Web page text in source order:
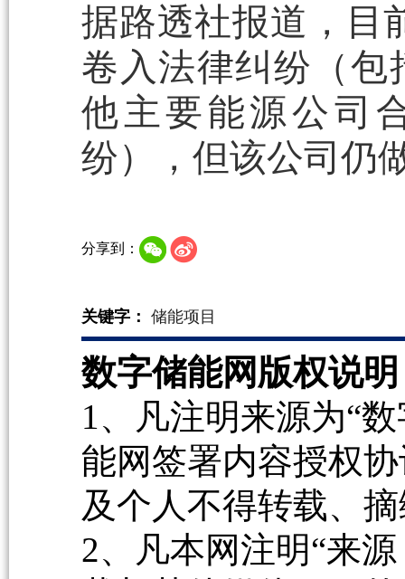
据路透社报道，目
卷入法律纠纷（包
他主要能源公司
纷），但该公司仍
分享到：
关键字： 储能项目
数字储能网版权说
1、凡注明来源为“
能网签署内容授权
及个人不得转载、
2、凡本网注明“来